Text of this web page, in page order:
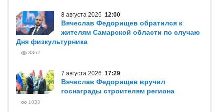
8 августа 2026 12:00
Вячеслав Федорищев обратился к
жителям Самарской области по случаю
Дня физкультурника
8862
7 августа 2026 17:29
Вячеслав Федорищев вручил
госнаграды строителям региона
1033